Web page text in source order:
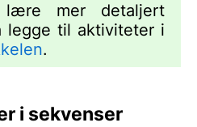
mer detaljert
legge til aktiviteter i
.
i sekvenser